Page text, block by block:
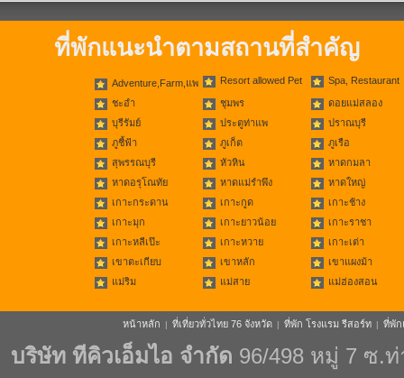
ที่พักแนะนำตามสถานที่สำคัญ
Adventure,Farm,แพ Resort allowed Pet Spa, Restaurant
ชะอำ ชุมพร
ดอยแม่สลอง
บุรีรัมย์
ประตูท่าแพ
ปราณบุรี
ภูชี้ฟ้า
ภูเก็ต
ภูเรือ
สุพรรณบุรี
หัวหิน
หาดกมลา
หาดอรุโณทัย
หาดแม่รำพึง
หาดใหญ่
เกาะกระดาน
เกาะกูด
เกาะช้าง
เกาะมุก
เกาะยาวน้อย
เกาะราชา
เกาะหลีเป๊ะ
เกาะหวาย
เกาะเต่า
เขาตะเกียบ
เขาหลัก
เขาแผงม้า
แม่ริม
แม่สาย แม่ฮ่องสอน
หน้าหลัก | ที่เที่ยวทั่วไทย 76 จังหวัด | ที่พัก โรงแรม รีสอร์ท | ที่พัก
บริษัท ทีคิวเอ็มไอ จำกัด 96/498 หมู่ 7 ซ.